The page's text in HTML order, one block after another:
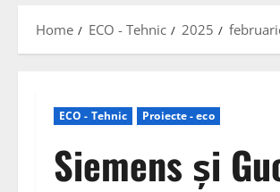
Home ECO - Tehnic 2025
ECO - Tehnic Proiecte - eco
Siemens și